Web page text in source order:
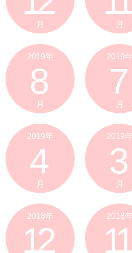
月 月
2019年
8
月
2019
7
月
2019年
4
月
2019
3
月
2018年
12
2018
11